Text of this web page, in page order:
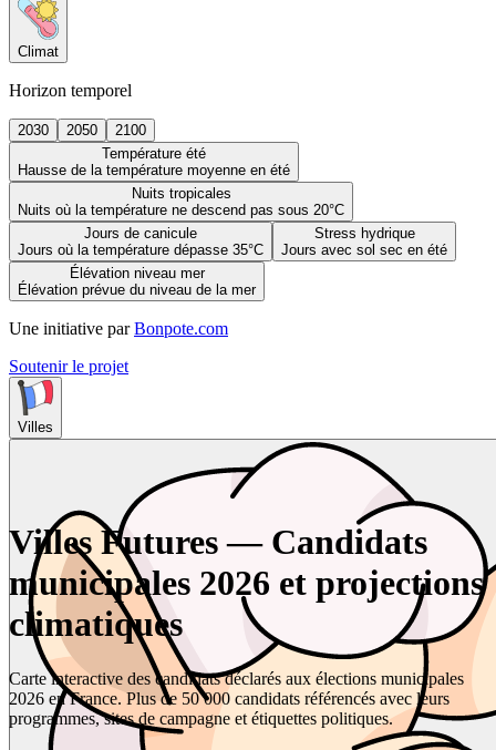
Climat
Horizon temporel
2030 2050
2100
Température été
Hausse de la température moyenne en été
Nuits tropicales
Nuits où la température ne descend pas sous 20°C
Jours de canicule
Jours où la température dépasse 35°C
Stress hydrique
Jours avec sol sec en été
Élévation niveau mer
Élévation prévue du niveau de la mer
Une initiative par Bonpote.com
Soutenir le projet
Villes
Villes Futures — Candidats
municipales 2026 et projections
climatiques
Carte interactive des candidats déclarés aux élections municipales
2026 en France. Plus de 50 000 candidats référencés avec leurs
programmes, sites de campagne et étiquettes politiques.